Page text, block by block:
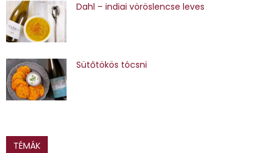
Dahl – indiai vöröslencse leves
Sütőtökös tócsni
TÉMÁK